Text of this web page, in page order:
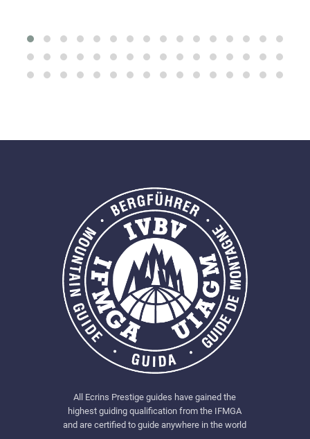
All Ecrins Prestige guides have gained the
highest guiding qualification from the IFMGA
and are certified to guide anywhere in the world